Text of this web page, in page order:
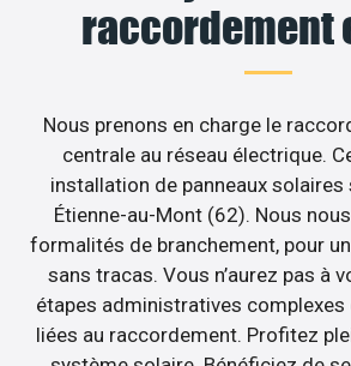
raccordement
Nous prenons en charge le
centrale au réseau électrique.
installation de panneaux solaires
Étienne-au-Mont (62). Nous
formalités de branchement, pour
sans tracas. Vous n’aurez pas à
étapes administratives complexes
liées au raccordement. Profitez